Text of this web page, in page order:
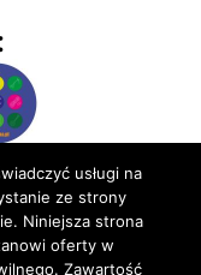
usługi na
ze strony
Niniejsza strona
oferty w
Zawartość